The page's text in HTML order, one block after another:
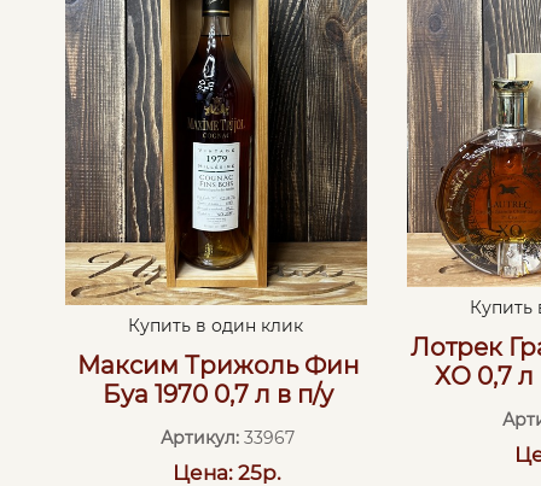
Купить в один клик
Максим Трижоль Фин
Буа 1970 0,7 л в п/у
Артикул:33967
Цена: 25р.
Купить
Лотрек
ХО 0,7 л